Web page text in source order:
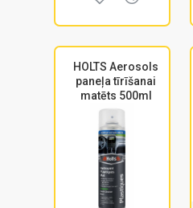
HOLTS Aerosols
paneļa tīrīšanai
matēts 500ml